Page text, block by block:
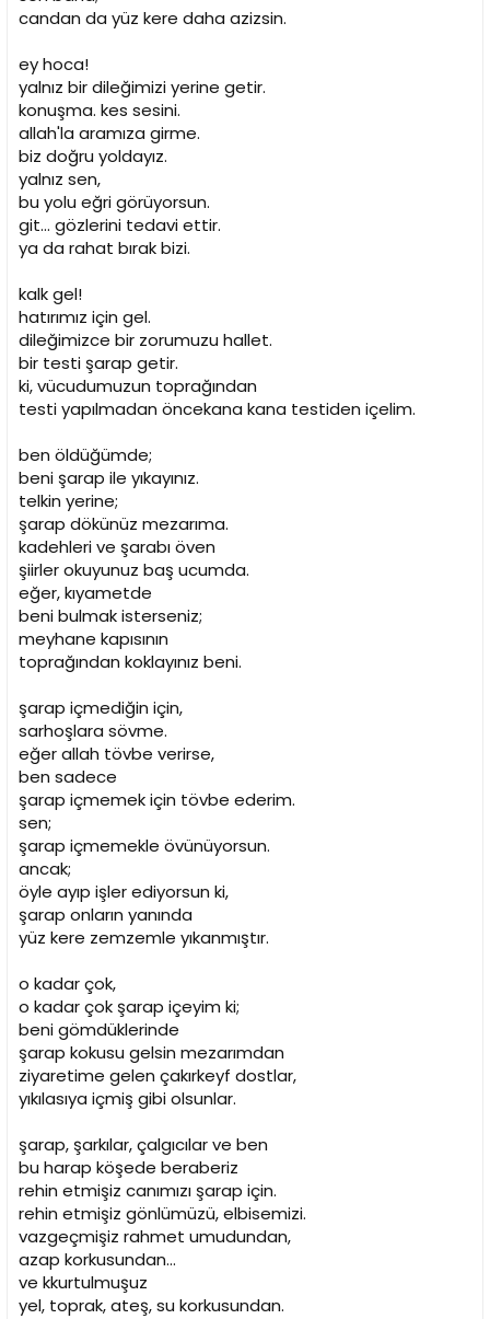
candan da yüz kere daha azizsin.
ey hoca!
yalnız bir dileğimizi yerine getir.
konuşma. kes sesini.
allah'la aramıza girme.
biz doğru yoldayız.
yalnız sen,
bu yolu eğri görüyorsun.
git... gözlerini tedavi ettir.
ya da rahat bırak bizi.
kalk gel!
hatırımız için gel.
dileğimizce bir zorumuzu hallet.
bir testi şarap getir.
ki, vücudumuzun toprağından
testi yapılmadan öncekana kana testiden içelim.
ben öldüğümde;
beni şarap ile yıkayınız.
telkin yerine;
şarap dökünüz mezarıma.
kadehleri ve şarabı öven
şiirler okuyunuz baş ucumda.
eğer, kıyametde
beni bulmak isterseniz;
meyhane kapısının
toprağından koklayınız beni.
şarap içmediğin için,
sarhoşlara sövme.
eğer allah tövbe verirse,
ben sadece
şarap içmemek için tövbe ederim.
sen;
şarap içmemekle övünüyorsun.
ancak;
öyle ayıp işler ediyorsun ki,
şarap onların yanında
yüz kere zemzemle yıkanmıştır.
o kadar çok,
o kadar çok şarap içeyim ki;
beni gömdüklerinde
şarap kokusu gelsin mezarımdan
ziyaretime gelen çakırkeyf dostlar,
yıkılasıya içmiş gibi olsunlar.
şarap, şarkılar, çalgıcılar ve ben
bu harap köşede beraberiz
rehin etmişiz canımızı şarap için.
rehin etmişiz gönlümüzü, elbisemizi.
vazgeçmişiz rahmet umudundan,
azap korkusundan...
ve kkurtulmuşuz
yel, toprak, ateş, su korkusundan.